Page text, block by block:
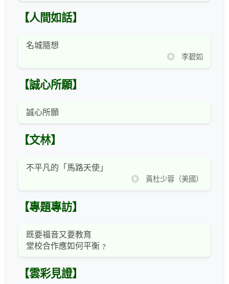
【人間如話】
名城隨想
◎ 李碧如
【誠心所願】
誠心所願
【文林】
不平凡的「馬路天使」
◎ 黃杜少蓉（美國）
【專題專訪】
既要福音又要教育
堂校合作應如何平衡﹖
【雲彩見證】